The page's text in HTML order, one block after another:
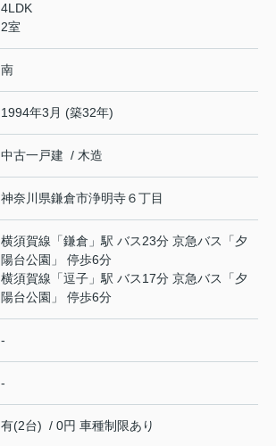
4LDK
2室
南
1994年3月 (築32年)
中古一戸建 / 木造
神奈川県鎌倉市浄明寺６丁目
横須賀線 「鎌倉 」駅 バス23分 京急バス「夕
陽台公園」 停歩6分
横須賀線 「逗子 」駅 バス17分 京急バス「夕
陽台公園」 停歩6分
-
-
有(2台) / 0円 車種制限あり